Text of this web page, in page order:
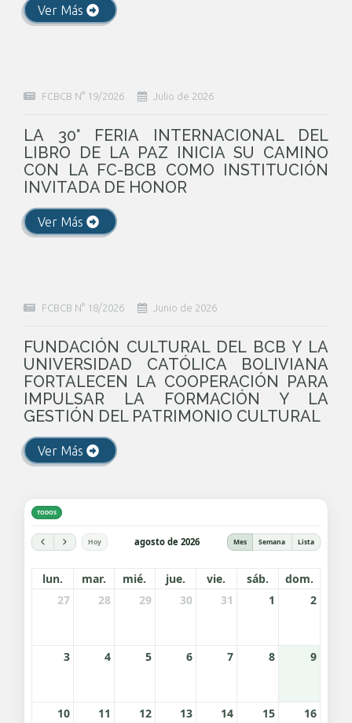
Ver Más
FCBCB N° 19/2026 Julio de 2026
LA 30° FERIA INTERNACIONAL DEL
LIBRO DE LA PAZ INICIA SU CAMINO
CON LA FC-BCB COMO INSTITUCIÓN
INVITADA DE HONOR
Ver Más
FCBCB N° 18/2026 Junio de 2026
FUNDACIÓN CULTURAL DEL BCB Y LA
UNIVERSIDAD CATÓLICA BOLIVIANA
FORTALECEN LA COOPERACIÓN PARA
IMPULSAR LA FORMACIÓN Y LA
GESTIÓN DEL PATRIMONIO CULTURAL
Ver Más